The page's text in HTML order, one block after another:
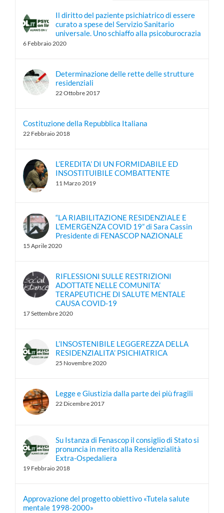
Il diritto del paziente psichiatrico di essere
curato a spese del Servizio Sanitario
universale. Uno schiaffo alla psicoburocrazia
6 Febbraio 2020
Determinazione delle rette delle strutture
residenziali
22 Ottobre 2017
Costituzione della Repubblica Italiana
22 Febbraio 2018
L’EREDITA’ DI UN FORMIDABILE ED
INSOSTITUIBILE COMBATTENTE
11 Marzo 2019
“LA RIABILITAZIONE RESIDENZIALE E
L’EMERGENZA COVID 19” di Sara Cassin
Presidente di FENASCOP NAZIONALE
15 Aprile 2020
RIFLESSIONI SULLE RESTRIZIONI
ADOTTATE NELLE COMUNITA’
TERAPEUTICHE DI SALUTE MENTALE
CAUSA COVID-19
17 Settembre 2020
L’INSOSTENIBILE LEGGEREZZA DELLA
RESIDENZIALITA’ PSICHIATRICA
25 Novembre 2020
Legge e Giustizia dalla parte dei più fragili
22 Dicembre 2017
Su Istanza di Fenascop il consiglio di Stato si
pronuncia in merito alla Residenzialità
Extra-Ospedaliera
19 Febbraio 2018
Approvazione del progetto obiettivo «Tutela salute
mentale 1998-2000»